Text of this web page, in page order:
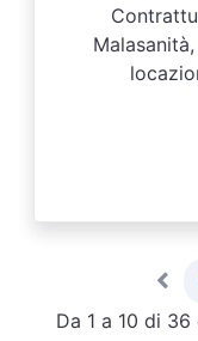
Da 1 a 10 di